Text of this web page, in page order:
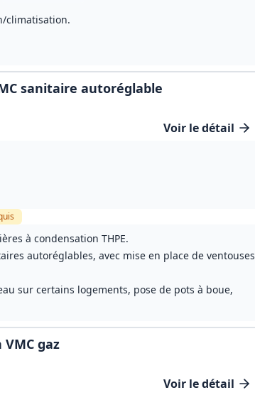
climatisation.
sanitaire autoréglable
Voir le détail
à condensation THPE.
autoréglables, avec mise en place de ventouses
sur certains logements, pose de pots à boue,
gaz
Voir le détail